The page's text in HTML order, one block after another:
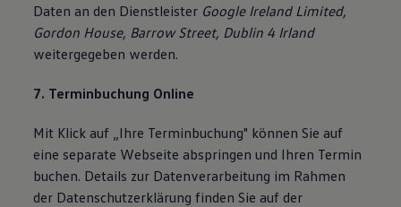
Daten an den Dienstleister Google Ireland Limited,
Gordon House, Barrow Street, Dublin 4 Irland
weitergegeben werden.
7. Terminbuchung Online
Mit Klick auf „Ihre Terminbuchung" können Sie auf
eine separate Webseite abspringen und Ihren Termin
buchen. Details zur Datenverarbeitung im Rahmen
der Datenschutzerklärung finden Sie auf der